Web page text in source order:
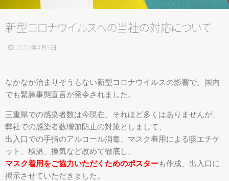
お問い合わせ
サイトマップ
新型 コロナウイ ルスへの当社の対応について
2020年4月9日
なかなか治まりそうもない新型コロナウイルスの影響で、国内
でも緊急事態宣言が発令されました。
三重県での感染者数は今現在、それほど多くはありませんが、
弊社での感染者数増加防止の対策としまして、
出入口での手指のアルコール消毒、マスク着用による咳エチケ
ット、検温、換気など改めて徹底し、
マスク着用をご協力いただくためのポスターも作成、出入口に
掲示させていただきました。